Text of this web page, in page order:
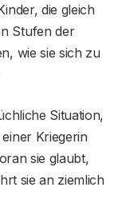
die gleich
Stufen der
wie sie sich zu
Situation,
Kriegerin
sie glaubt,
sie an ziemlich